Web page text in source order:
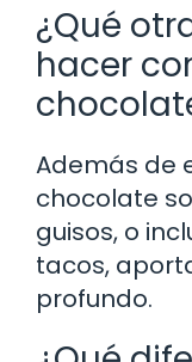
¿Qué
hacer
Además de
chocolate
guisos, o
tacos,
profundo.